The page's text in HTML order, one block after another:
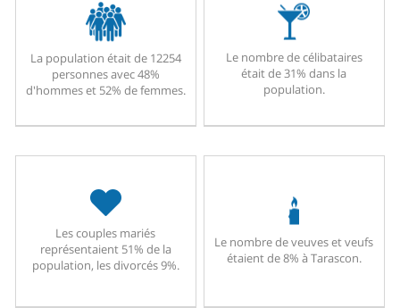
La population était de 12254
personnes avec 48%
d'hommes et 52% de femmes.
Le nombre de célibataires
était de 31% dans la
population.
Les couples mariés
représentaient 51% de la
population, les divorcés 9%.
Le nombre de veuves et veufs
étaient de 8% à Tarascon.